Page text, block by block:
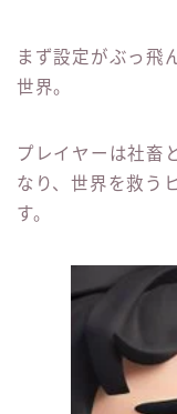
まず設定がぶっ飛
世界。
プレイヤーは社畜
なり、世界を救う
す。